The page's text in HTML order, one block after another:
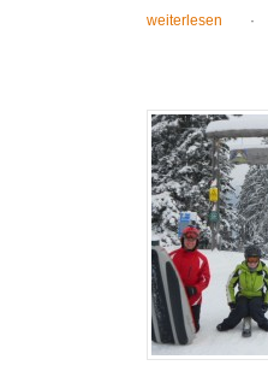
weiterlesen ·